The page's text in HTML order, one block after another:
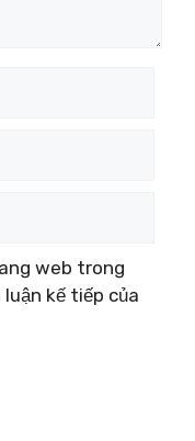
web trong
kế tiếp của